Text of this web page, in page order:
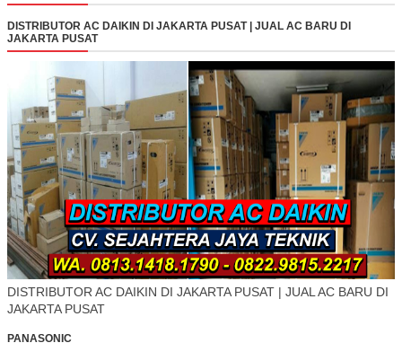
DISTRIBUTOR AC DAIKIN DI JAKARTA PUSAT | JUAL AC BARU DI
JAKARTA PUSAT
DISTRIBUTOR AC DAIKIN DI JAKARTA PUSAT | JUAL AC BARU DI
JAKARTA PUSAT
PANASONIC